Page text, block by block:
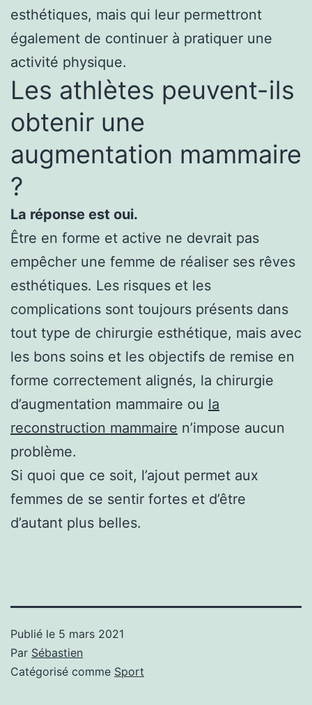
esthétiques, mais qui leur permettront
également de continuer à pratiquer une
activité physique.
Les athlètes peuvent-ils
obtenir une
augmentation mammaire
?
La réponse est oui.
Être en forme et active ne devrait pas
empêcher une femme de réaliser ses rêves
esthétiques. Les risques et les
complications sont toujours présents dans
tout type de chirurgie esthétique, mais avec
les bons soins et les objectifs de remise en
forme correctement alignés, la chirurgie
d’augmentation mammaire ou la
reconstruction mammaire n’impose aucun
problème.
Si quoi que ce soit, l’ajout permet aux
femmes de se sentir fortes et d’être
d’autant plus belles.
Publié le 5 mars 2021
Par Sébastien
Catégorisé comme Sport